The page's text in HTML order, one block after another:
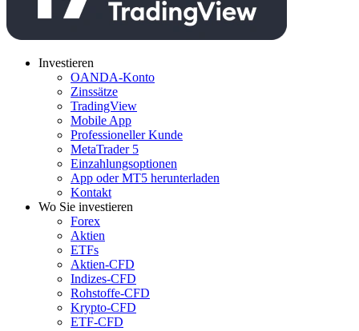
Investieren
OANDA-Konto
Zinssätze
TradingView
Mobile App
Professioneller Kunde
MetaTrader 5
Einzahlungsoptionen
App oder MT5 herunterladen
Kontakt
Wo Sie investieren
Forex
Aktien
ETFs
Aktien-CFD
Indizes-CFD
Rohstoffe-CFD
Krypto-CFD
ETF-CFD